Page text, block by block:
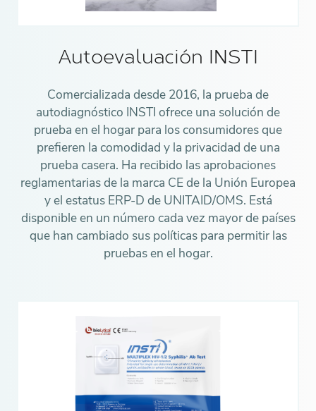
Autoevaluación INSTI
Comercializada desde 2016, la prueba de
autodiagnóstico INSTI ofrece una solución de
prueba en el hogar para los consumidores que
prefieren la comodidad y la privacidad de una
prueba casera. Ha recibido las aprobaciones
reglamentarias de la marca CE de la Unión Europea
y el estatus ERP-D de UNITAID/OMS. Está
disponible en un número cada vez mayor de países
que han cambiado sus políticas para permitir las
pruebas en el hogar.